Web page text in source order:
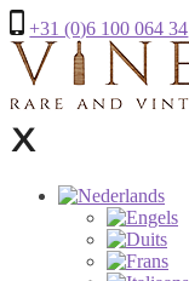
+31 (0)6 100 064 34